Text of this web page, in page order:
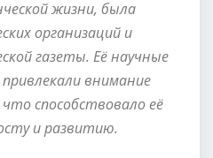
жизни, была
организаций и
газеты. Её научные
внимание
что способствовало её
и развитию.